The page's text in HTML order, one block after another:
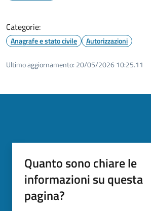
Categorie:
Anagrafe e stato civile Autorizzazioni
Ultimo aggiornamento: 20/05/2026 10:25.11
Quanto sono chiare le
informazioni su questa
pagina?